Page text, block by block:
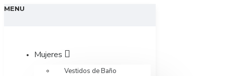
MENU
Mujeres
Vestidos de Baño